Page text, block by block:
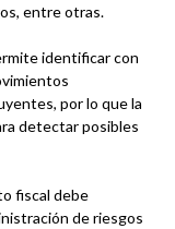
entre otras.
identificar con
por lo que la
detectar posibles
fiscal debe
de riesgos